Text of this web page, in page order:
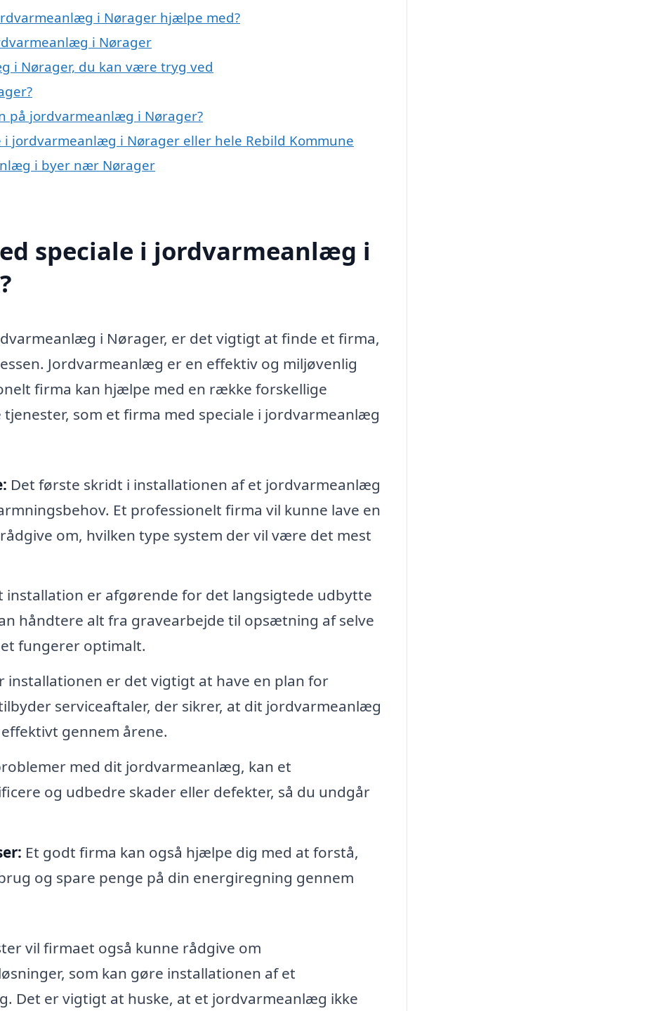
i Nørager hjælpe med?
i Nørager
i Nørager, du kan være tryg ved
på jordvarmeanlæg i Nørager?
jordvarmeanlæg i Nørager eller hele Rebild Kommune
i byer nær Nørager
speciale i jordvarmeanlæg i
i Nørager, er det vigtigt at finde et firma,
Jordvarmeanlæg er en effektiv og miljøvenlig
firma kan hjælpe med en række forskellige
som et firma med speciale i jordvarmeanlæg
Det første skridt i installationen af et jordvarmeanlæg
Et professionelt firma vil kunne lave en
om, hvilken type system der vil være det mest
installation er afgørende for det langsigtede udbytte
håndtere alt fra gravearbejde til opsætning af selve
fungerer optimalt.
installationen er det vigtigt at have en plan for
serviceaftaler, der sikrer, at dit jordvarmeanlæg
gennem årene.
med dit jordvarmeanlæg, kan et
og udbedre skader eller defekter, så du undgår
Et godt firma kan også hjælpe dig med at forstå,
og spare penge på din energiregning gennem
vil firmaet også kunne rådgive om
som kan gøre installationen af et
Det er vigtigt at huske, at et jordvarmeanlæg ikke